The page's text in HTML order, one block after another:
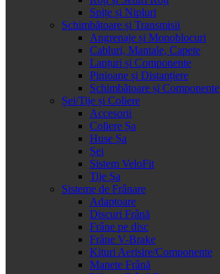
Spițe și Nipluri
Schimbătoare și Transmisii
Angrenaje și Monoblocuri
Cabluri, Mantale, Capete
Lanțuri și Componente
Pinioane și Distanțiere
Schimbătoare și Componente
Șei/Tije și Coliere
Accesorii
Coliere Șa
Huse Șa
Șei
Sistem VeloFit
Tije Șa
Sisteme de Frânare
Adaptoare
Discuri Frână
Frâne pe disc
Frâne V-Brake
Kituri Aerisire/Componente
Manete Frână